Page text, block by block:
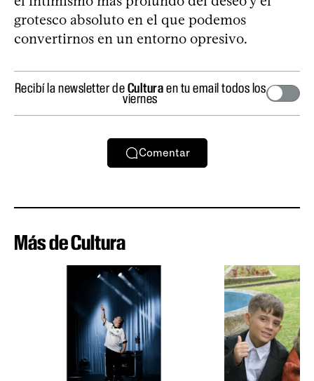
grotesco absoluto en el que podemos
convertirnos en un entorno opresivo.
Recibí la newsletter deCulturaen tu email todos los
viernes
Comentar
Más de Cultura